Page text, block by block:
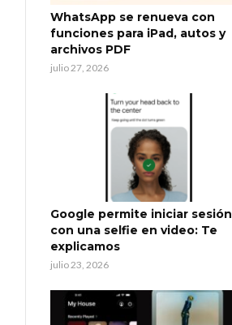
WhatsApp se renueva con
funciones para iPad, autos y
archivos PDF
julio 27, 2026
Google permite iniciar sesión
con una selfie en video: Te
explicamos
julio 23, 2026